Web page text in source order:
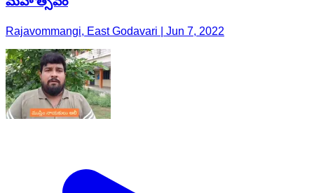
Rajavommangi, East Godavari | Jun 7, 2022